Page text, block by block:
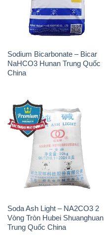
Sodium Bicarbonate – Bicar
NaHCO3 Hunan Trung Quốc
China
Soda Ash Light – NA2CO3 2
Vòng Tròn Hubei Shuanghuan
Trung Quốc China